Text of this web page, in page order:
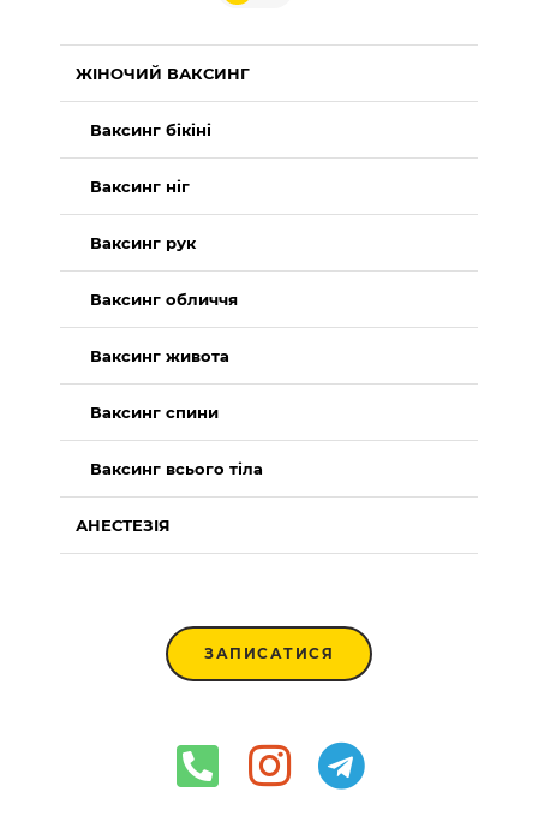
ЖІНОЧИЙ ВАКСИНГ
Ваксинг бікіні
Ваксинг ніг
Ваксинг рук
Ваксинг обличчя
Ваксинг живота
Ваксинг спини
Ваксинг всього тіла
АНЕСТЕЗІЯ
ЗАПИСАТИСЯ